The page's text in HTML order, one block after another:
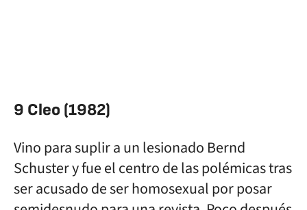
9 Cleo (1982)
Vino para suplir a un lesionado Bernd
Schuster y fue el centro de las polémicas tras
ser acusado de ser homosexual por posar